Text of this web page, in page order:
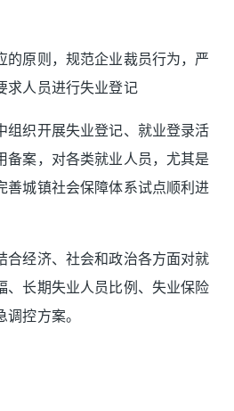
原则，规范企业裁员行为，严
求人员进行失业登记
织开展失业登记、就业登录活
案，对各类就业人员，尤其是
善城镇社会保障体系试点顺利进
经济、社会和政治各方面对就
、长期失业人员比例、失业保险
控方案。